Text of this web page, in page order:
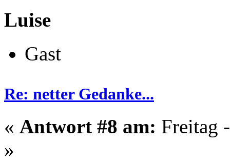
Luise
Gast
Re: netter Gedanke...
« Antwort #8 am: Freitag
»